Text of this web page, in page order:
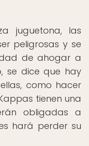
juguetona, las
peligrosas y se
de ahogar a
se dice que hay
como hacer
tienen una
obligadas a
hará perder su